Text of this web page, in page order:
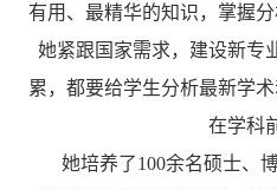
有用、最精华的知识，掌握
她紧跟国家需求，建设新专
累，都要给学生分析最新学
在学科
她培养了100余名硕士、